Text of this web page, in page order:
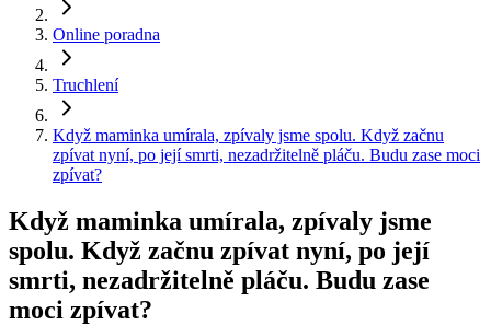
Online poradna
Truchlení
Když maminka umírala, zpívaly jsme spolu. Když začnu
zpívat nyní, po její smrti, nezadržitelně pláču. Budu zase moci
zpívat?
Když maminka umírala, zpívaly jsme
spolu. Když začnu zpívat nyní, po její
smrti, nezadržitelně pláču. Budu zase
moci zpívat?